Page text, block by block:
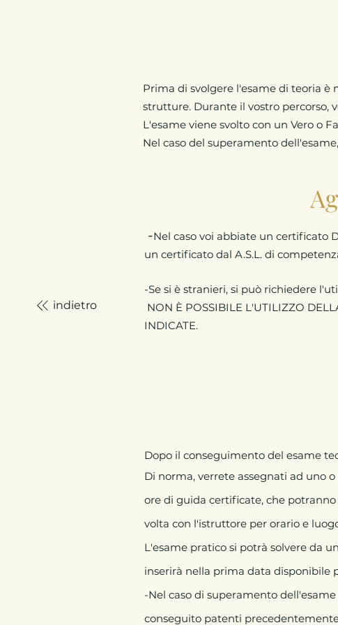
indietro
Prima di svolgere l'esame di teoria è
strutture. Durante il vostro percorso,
L'esame viene svolto con un Vero o
Nel caso del superamento
-Nel caso voi abbiate un certificato
un certificato dal A.S.L. di
-Se si è stranieri, si può richiedere
NON È POSSIBILE L'UTILIZZO
INDICATE.
Dopo il conseguimento del esame
Di norma, verrete assegnati ad uno
ore di guida certificate, che potranno
volta con l'istruttore per orario e
L'esame pratico si potrà solvere da
inserirà nella prima data disponibile
-Nel caso di superamento
conseguito patenti